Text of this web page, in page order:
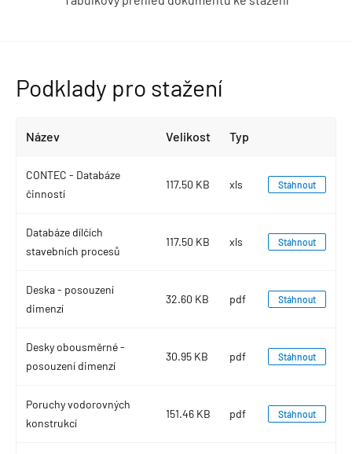
Podklady pro stažení
Název Velikost Typ
CONTEC - Databáze
činností
117.50 KB xls Stáhnout
Databáze dílčích
stavebních procesů
117.50 KB xls Stáhnout
Deska - posouzení
dimenzí
32.60 KB pdf Stáhnout
Desky obousměrné -
posouzení dimenzí
30.95 KB pdf Stáhnout
Poruchy vodorovných
konstrukcí
151.46 KB pdf Stáhnout